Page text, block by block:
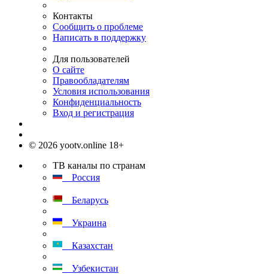
Контакты
Сообщить о проблеме
Написать в поддержку
Для пользователей
О сайте
Правообладателям
Условия использования
Конфиденциальность
Вход и регистрация
© 2026 yootv.online 18+
ТВ каналы по странам
Россия
Беларусь
Украина
Казахстан
Узбекистан